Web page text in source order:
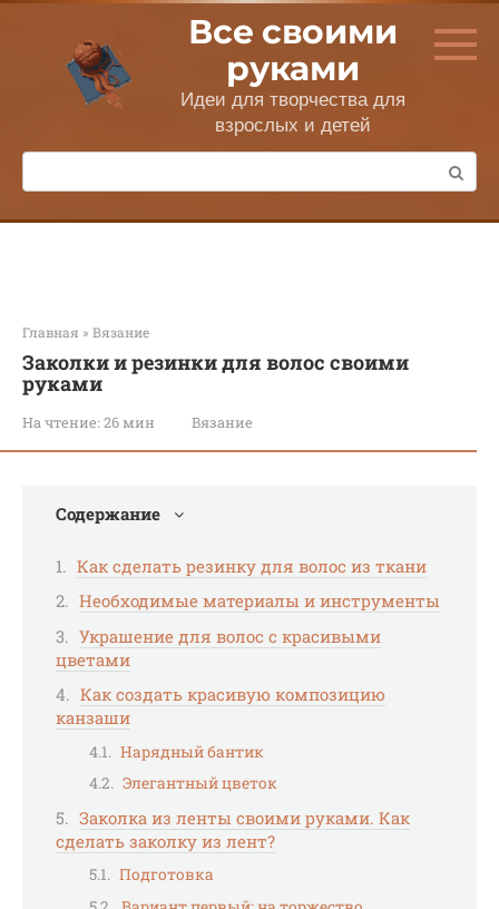
Перейти
контенту
Все своими
руками
Идеи для творчества для
взрослых и детей
Поиск:
Главная » Вязание
Заколки и резинки для волос своими
руками
На чтение: 26 мин Вязание
Содержание
Как сделать резинку для волос из ткани
Необходимые материалы и инструменты
Украшение для волос с красивыми
цветами
Как создать красивую композицию
канзаши
Нарядный бантик
Элегантный цветок
Заколка из ленты своими руками. Как
сделать заколку из лент?
Подготовка